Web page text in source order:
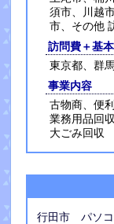
須市、川越
市、その他
訪問費＋基
東京都、群
事業内容
古物商、便
業務用品回
大ごみ回
行田市 パソコ